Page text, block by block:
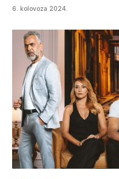
6. kolovoza 2024.